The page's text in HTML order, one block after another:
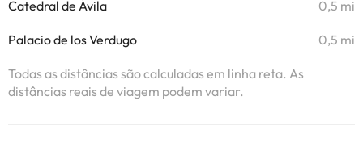
Catedral de Ávila 0,5 mi
Palacio de los Verdugo 0,5 mi
Todas as distâncias são calculadas em linha reta. As
distâncias reais de viagem podem variar.